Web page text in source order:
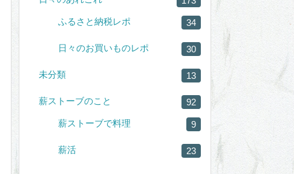
ふるさと納税レポ 34
日々のお買いものレポ 30
未分類 13
薪ストーブのこと 92
薪ストーブで料理 9
薪活 23